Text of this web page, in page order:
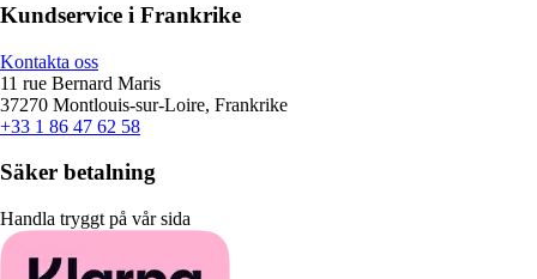
Kundservice i Frankrike
Kontakta oss
11 rue Bernard Maris
37270 Montlouis-sur-Loire, Frankrike
+33 1 86 47 62 58
Säker betalning
Handla tryggt på vår sida